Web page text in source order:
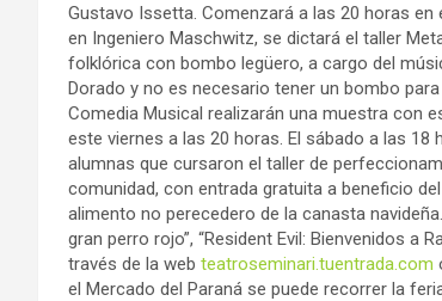
Gustavo Issetta. Comenzará a las 20 horas
en Ingeniero Maschwitz, se dictará el taller
folklórica con bombo legüero, a cargo del
Dorado y no es necesario tener un bombo
Comedia Musical realizarán una muestra con
este viernes a las 20 horas. El sábado a las
alumnas que cursaron el taller de
comunidad, con entrada gratuita a beneficio
alimento no perecedero de la canasta
gran perro rojo”, “Resident Evil: Bienvenidos a
través de la web teatroseminari.tuentrada.com
el Mercado del Paraná se puede recorrer la